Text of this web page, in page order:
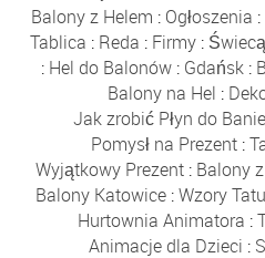
Balony z Helem : Ogłoszenia :
Tablica : Reda : Firmy:
: Hel do Balonów: Gdańsk:
Balony na Hel :
Jak zrobić Płyn do
Pomysł na Prezent :
Wyjątkowy Prezent: Balony
Balony Katowice:Wzory
Hurtownia Animatora :
Animacje dla Dzieci :